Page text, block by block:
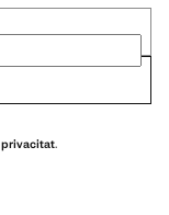
privacitat.